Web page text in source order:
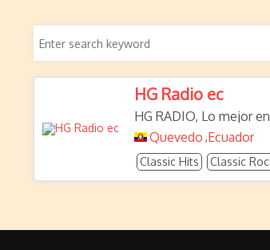
HG Radio ec
HG RADIO, Lo mejor
Quevedo ,Ecuador
Classic Hits Classic